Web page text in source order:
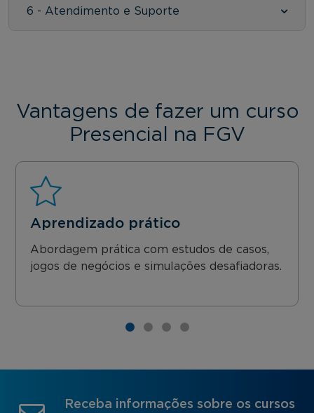
6 - Atendimento e Suporte
Vantagens de fazer um curso
Presencial na FGV
Aprendizado prático
Abordagem prática com estudos de casos,
jogos de negócios e simulações desafiadoras.
Receba informações sobre os cursos